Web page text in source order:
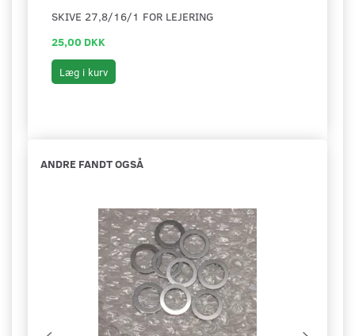
SKIVE 27,8/16/1 FOR LEJERING
25,00 DKK
Læg i kurv
ANDRE FANDT OGSÅ